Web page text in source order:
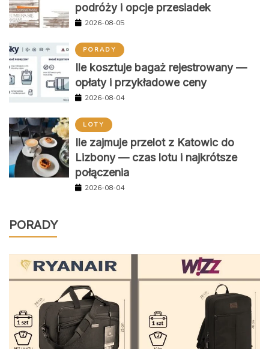
podróży i opcje przesiadek
2026-08-05
PORADY
Ile kosztuje bagaż rejestrowany —
opłaty i przykładowe ceny
2026-08-04
LOTY
Ile zajmuje przelot z Katowic do
Lizbony — czas lotu i najkrótsze
połączenia
2026-08-04
PORADY